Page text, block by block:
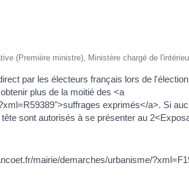
(Première ministre), Ministère chargé de
par les électeurs français lors de
plus de la moitié des <a
exprimés</a>. Si
sont autorisés à se présenter au
mairie/demarches/urbanisme/